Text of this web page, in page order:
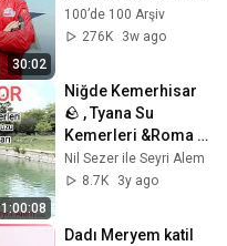
30:02
Önce Konuştum
100’de 100 Arşiv
276K
3w ago
1:00:08
Niğde Kemerhisar
🪨 , Tyana Su
Kemerleri &Roma
Havuzu , Nil Sezer
ile Seyri Alem,
Nil Sezer ile Seyri Alem
8.7K
3y ago
Dadı Meryem katil